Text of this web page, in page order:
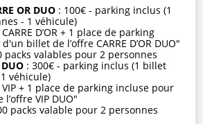
OR DUO : 100€ - parking inclus (1
- 1 véhicule)
D’OR + 1 place de parking
billet de l’offre CARRE D’OR DUO"
valables pour 2 personnes
: 300€ - parking inclus (1 billet
véhicule)
+ 1 place de parking incluse pour
VIP DUO"
packs valable pour 2 personnes